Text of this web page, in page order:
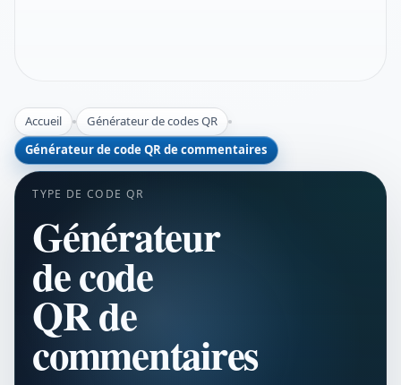
Accueil
Générateur de codes QR
Générateur de code QR de commentaires
TYPE DE CODE QR
Générateur
de code
QR de
commentaires